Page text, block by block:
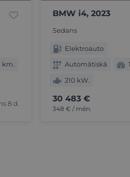
km.
8 d.
BMW i4, 2023
Sedans
Elektroauto
Automātiskā
210 kW.
30 483 €
348 € / mēn.